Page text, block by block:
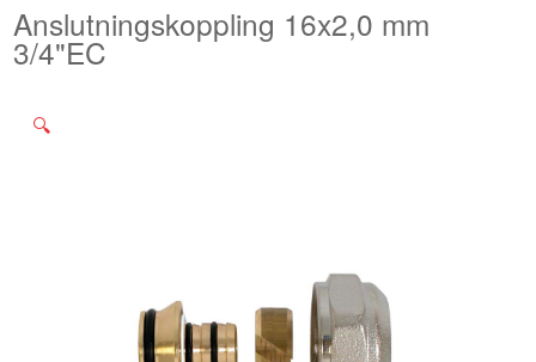
🔍
Anslutningskoppling 16x2,0 mm
3/4"EC